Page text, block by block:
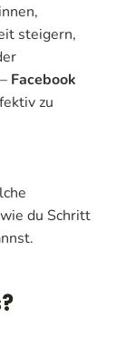
steigern,
Facebook
zu
du Schritt